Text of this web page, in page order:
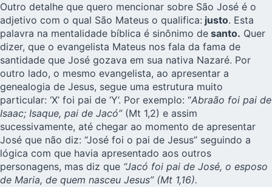
Outro detalhe que quero mencionar sobre São José é o
adjetivo com o qual São Mateus o qualifica: justo. Esta
palavra na mentalidade bíblica é sinônimo de santo. Quer
dizer, que o evangelista Mateus nos fala da fama de
santidade que José gozava em sua nativa Nazaré. Por
outro lado, o mesmo evangelista, ao apresentar a
genealogia de Jesus, segue uma estrutura muito
particular: ‘X’ foi pai de ‘Y’. Por exemplo: “Abraão foi pai de
Isaac; Isaque, pai de Jacó”(Mt 1,2) e assim
sucessivamente, até chegar ao momento de apresentar
José que não diz: “José foi o pai de Jesus” seguindo a
lógica com que havia apresentado aos outros
personagens, mas diz que “Jacó foi pai de José, o esposo
de Maria, de quem nasceu Jesus” (Mt 1,16).